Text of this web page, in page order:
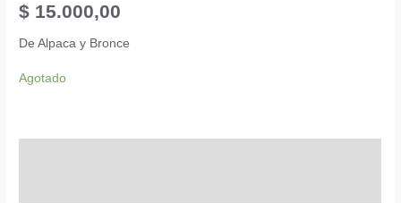
$ 15.000,00
De Alpaca y Bronce
Agotado